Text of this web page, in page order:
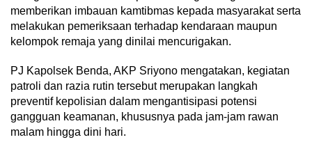
memberikan imbauan kamtibmas kepada masyarakat serta
melakukan pemeriksaan terhadap kendaraan maupun
kelompok remaja yang dinilai mencurigakan.
PJ Kapolsek Benda, AKP Sriyono mengatakan, kegiatan
patroli dan razia rutin tersebut merupakan langkah
preventif kepolisian dalam mengantisipasi potensi
gangguan keamanan, khususnya pada jam-jam rawan
malam hingga dini hari.